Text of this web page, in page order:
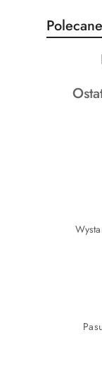
PomińProdukty
o
Polecane